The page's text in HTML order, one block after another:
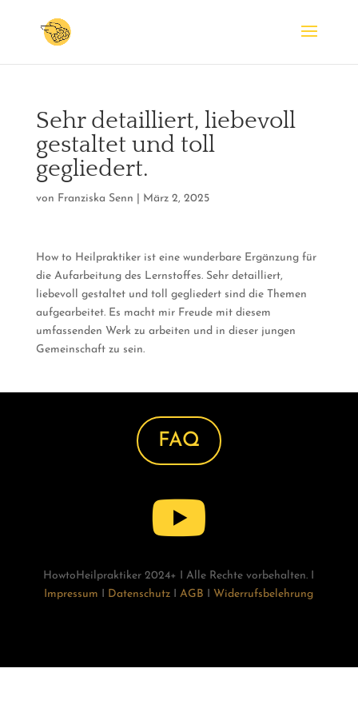
Sehr detailliert, liebevoll
gestaltet und toll
gegliedert.
von Franziska Senn März 2, 2025
How to Heilpraktiker ist eine wunderbare Ergänzung für
die Aufarbeitung des Lernstoffes. Sehr detailliert,
liebevoll gestaltet und toll gegliedert sind die Themen
aufgearbeitet. Es macht mir Freude mit diesem
umfassenden Werk zu arbeiten und in dieser jungen
Gemeinschaft zu sein.
FAQ

HowtoHeilpraktiker 2024+ I Alle Rechte vorbehalten. I
Impressum I Datenschutz IAGB I Widerrufsbelehrung